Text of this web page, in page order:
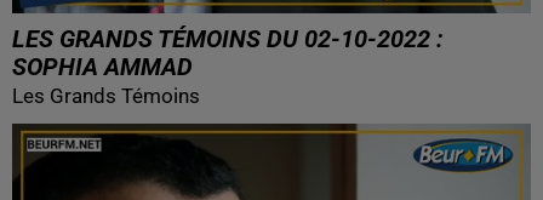
LES GRANDS TÉMOINS DU 02-10-2022 :
SOPHIA AMMAD
Les Grands Témoins